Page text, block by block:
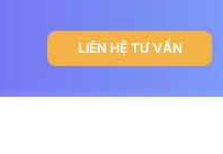
LIÊN HỆ TƯ VẤN